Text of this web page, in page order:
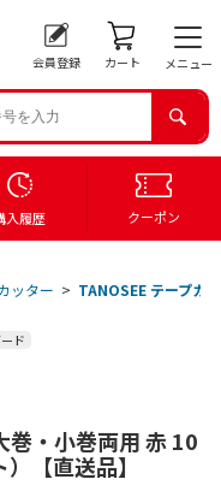
会員登録 カート メニュー
入履歴 クーポン
ッター > TANOSEE テープカ
ド
巻・小巻両用 赤 10
【直送品】